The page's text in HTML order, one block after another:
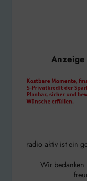
radio aktiv ist ein
Wir bedanken